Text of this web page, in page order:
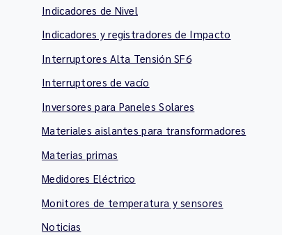
Indicadores de Nivel
Indicadores y registradores de Impacto
Interruptores Alta Tensión SF6
Interruptores de vacío
Inversores para Paneles Solares
Materiales aislantes para transformadores
Materias primas
Medidores Eléctrico
Monitores de temperatura y sensores
Noticias